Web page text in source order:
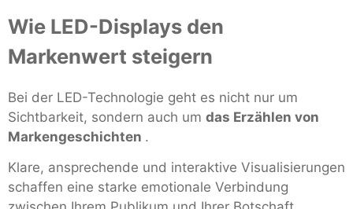
Wie LED-Displays den
Markenwert steigern
Bei der LED-Technologie geht es nicht nur um
Sichtbarkeit, sondern auch um das Erzählen von
Markengeschichten .
Klare, ansprechende und interaktive Visualisierungen
schaffen eine starke emotionale Verbindung